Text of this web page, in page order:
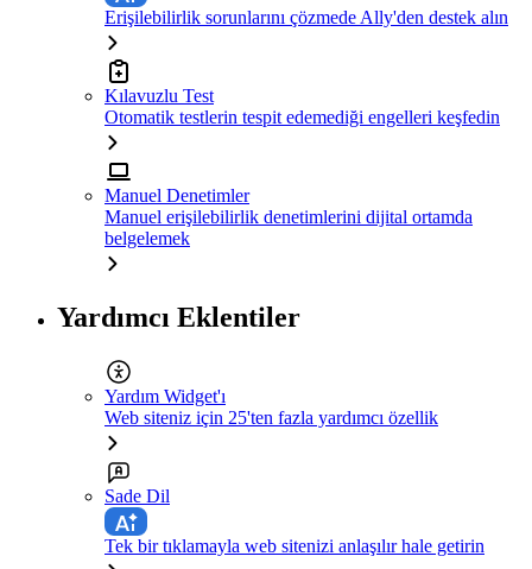
Erişilebilirlik sorunlarını çözmede Ally'den destek alın
Kılavuzlu Test
Otomatik testlerin tespit edemediği engelleri keşfedin
Manuel Denetimler
Manuel erişilebilirlik denetimlerini dijital ortamda
belgelemek
Yardımcı Eklentiler
Yardım Widget'ı
Web siteniz için 25'ten fazla yardımcı özellik
Sade Dil
Tek bir tıklamayla web sitenizi anlaşılır hale getirin